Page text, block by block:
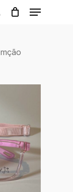
Menu